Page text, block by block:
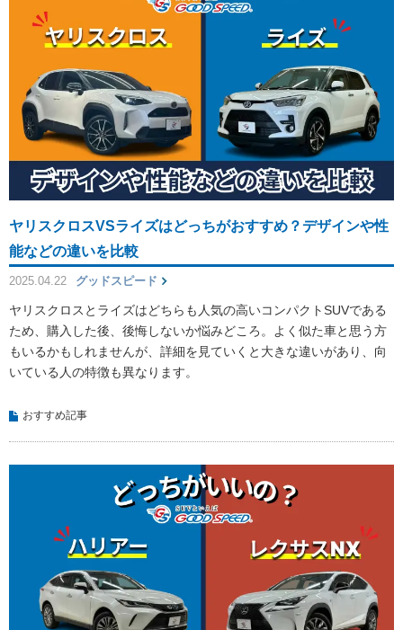
ヤリスクロスVSライズはどっちがおすすめ？デザインや性
能などの違いを比較
2025.04.22 グッドスピード
ヤリスクロスとライズはどちらも人気の高いコンパクトSUVである
ため、購入した後、後悔しないか悩みどころ。よく似た車と思う方
もいるかもしれませんが、詳細を見ていくと大きな違いがあり、向
いている人の特徴も異なります。
おすすめ記事